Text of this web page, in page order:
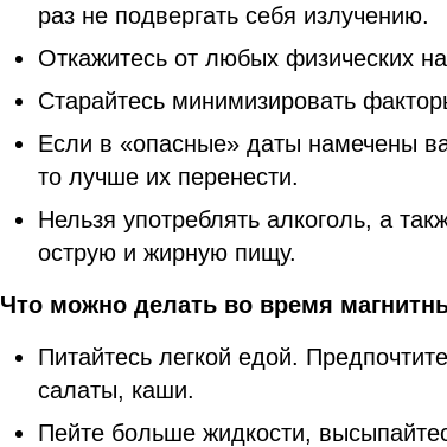
раз не подвергать себя излучению.
Откажитесь от любых физических
Старайтесь минимизировать
Если в «опасные» даты намечены
то лучше их перенести.
Нельзя употреблять алкоголь, а
острую и жирную пищу.
Что можно делать во время
Питайтесь легкой едой.
салаты, каши.
Пейте больше жидкости,